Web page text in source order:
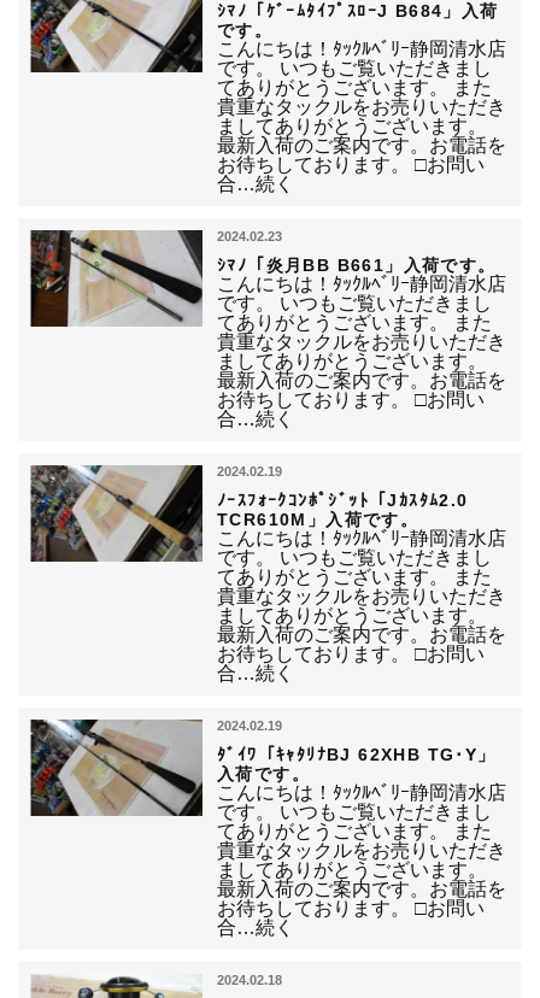
ｼﾏﾉ「ｹﾞｰﾑﾀｲﾌﾟｽﾛｰJ B684」入荷
です。
こんにちは！ﾀｯｸﾙﾍﾞﾘｰ静岡清水店
です。 いつもご覧いただきまし
てありがとうございます。 また
貴重なタックルをお売りいただき
ましてありがとうございます。
最新入荷のご案内です。お電話を
お待ちしております。 □お問い
合…続く
2024.02.23
ｼﾏﾉ「炎月BB B661」入荷です。
こんにちは！ﾀｯｸﾙﾍﾞﾘｰ静岡清水店
です。 いつもご覧いただきまし
てありがとうございます。 また
貴重なタックルをお売りいただき
ましてありがとうございます。
最新入荷のご案内です。お電話を
お待ちしております。 □お問い
合…続く
2024.02.19
ﾉｰｽﾌｫｰｸｺﾝﾎﾟｼﾞｯﾄ「Jｶｽﾀﾑ2.0
TCR610M」入荷です。
こんにちは！ﾀｯｸﾙﾍﾞﾘｰ静岡清水店
です。 いつもご覧いただきまし
てありがとうございます。 また
貴重なタックルをお売りいただき
ましてありがとうございます。
最新入荷のご案内です。お電話を
お待ちしております。 □お問い
合…続く
2024.02.19
ﾀﾞｲﾜ「ｷｬﾀﾘﾅBJ 62XHB TG･Y」
入荷です。
こんにちは！ﾀｯｸﾙﾍﾞﾘｰ静岡清水店
です。 いつもご覧いただきまし
てありがとうございます。 また
貴重なタックルをお売りいただき
ましてありがとうございます。
最新入荷のご案内です。お電話を
お待ちしております。 □お問い
合…続く
2024.02.18